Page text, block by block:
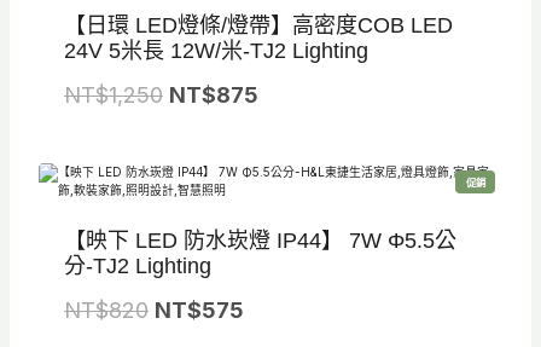
。
。
：
N
T
,
0
。
：
N
,
5
【日環 LED燈條/燈帶】高密度COB LED
24V 5米長 12W/米-TJ2 Lighting
NT$1,250 原
價
格
：
N
T
NT$875目
價
：
促銷特
價
【映下 LED 防水崁燈 IP44】 7W Φ5.5公
分-TJ2 Lighting
NT$820 原
NT$575目